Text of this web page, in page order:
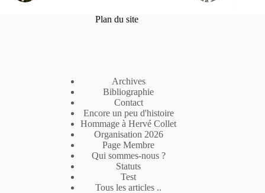
Plan du site
Archives
Bibliographie
Contact
Encore un peu d'histoire
Hommage à Hervé Collet
Organisation 2026
Page Membre
Qui sommes-nous ?
Statuts
Test
Tous les articles ..